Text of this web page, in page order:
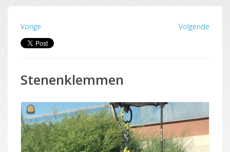
Vorige Volgende
Stenenklemmen